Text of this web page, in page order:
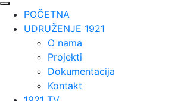
POČETNA
UDRUŽENJE 1921
O nama
Projekti
Dokumentacija
Kontakt